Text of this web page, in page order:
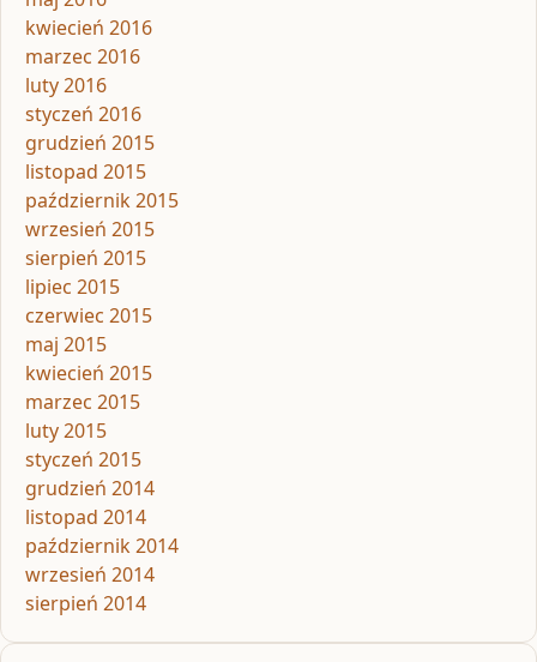
kwiecień 2016
marzec 2016
luty 2016
styczeń 2016
grudzień 2015
listopad 2015
październik 2015
wrzesień 2015
sierpień 2015
lipiec 2015
czerwiec 2015
maj 2015
kwiecień 2015
marzec 2015
luty 2015
styczeń 2015
grudzień 2014
listopad 2014
październik 2014
wrzesień 2014
sierpień 2014